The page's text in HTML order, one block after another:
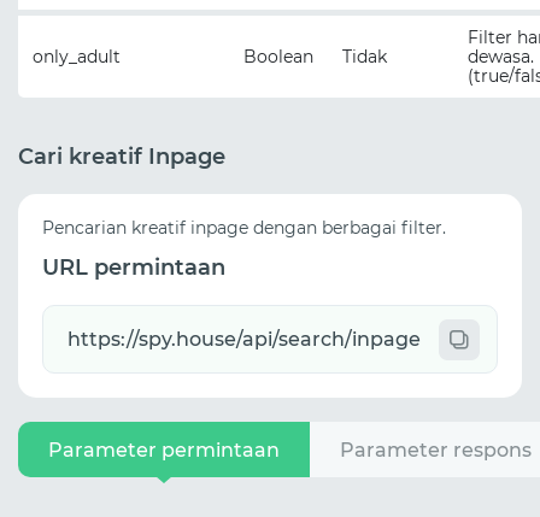
only_adult Boolean Tidak
Filter
(true/
Cari kreatif Inpage
Pencarian kreatif inpage dengan berbagai filter.
URL permintaan
Parameter permintaan Parameter respons